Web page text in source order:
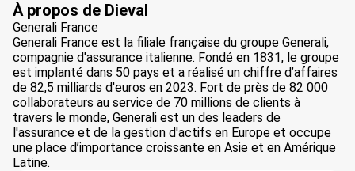
À propos de Dieval
Generali France
Generali France est la filiale française du groupe Generali,
compagnie d'assurance italienne. Fondé en 1831, le groupe
est implanté dans 50 pays et a réalisé un chiffre d’affaires
de 82,5 milliards d'euros en 2023. Fort de près de 82 000
collaborateurs au service de 70 millions de clients à
travers le monde, Generali est un des leaders de
l'assurance et de la gestion d'actifs en Europe et occupe
une place d’importance croissante en Asie et en Amérique
Latine.